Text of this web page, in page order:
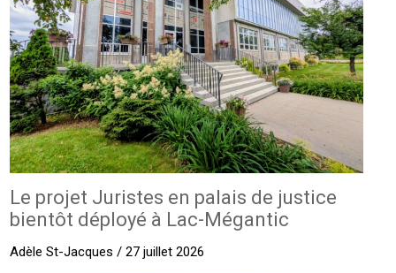
Le projet Juristes en palais de justice
bientôt déployé à Lac-Mégantic
Adèle St-Jacques / 27 juillet 2026